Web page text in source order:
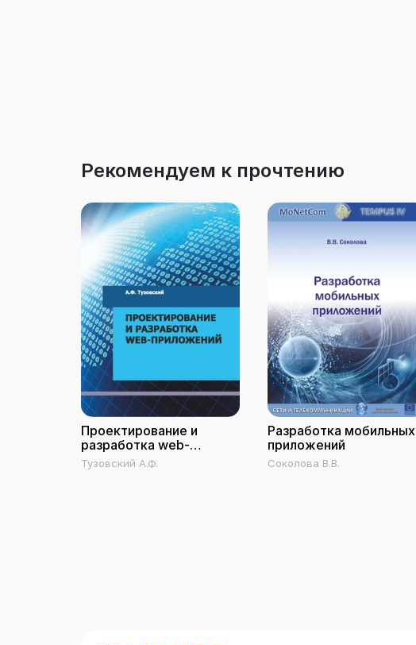
Рекомендуем к прочтению
Проектирование и
разработка web-
приложений
Тузовский А.Ф.
Разработка мобильных
приложений
Соколова В.В.